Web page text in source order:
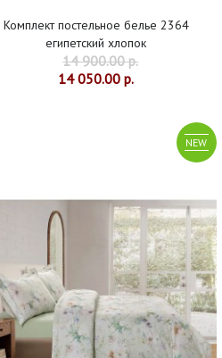
Комплект постельное белье 2364
египетский хлопок
14 900.00 р.
14 050.00 р.
NEW